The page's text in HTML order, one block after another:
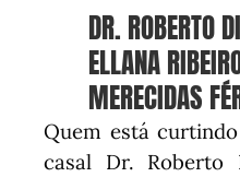
DR. ROBERTO
ELLANA
MERECIDAS
Quem está
casal Dr. Roberto